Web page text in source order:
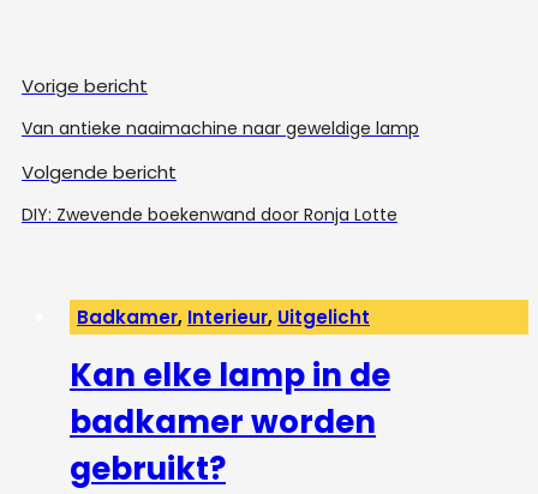
Vorige bericht
Van antieke naaimachine naar geweldige lamp
Volgende bericht
DIY: Zwevende boekenwand door Ronja Lotte
Badkamer, Interieur, Uitgelicht
Kan elke lamp in de
badkamer worden
gebruikt?